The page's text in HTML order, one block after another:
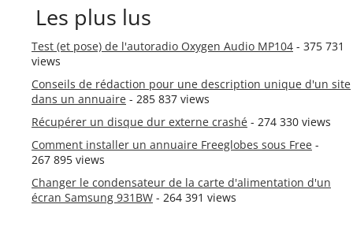
Les plus lus
Test (et pose) de l'autoradio Oxygen Audio MP104 - 375 731
views
Conseils de rédaction pour une description unique d'un site
dans un annuaire - 285 837 views
Récupérer un disque dur externe crashé - 274 330 views
Comment installer un annuaire Freeglobes sous Free -
267 895 views
Changer le condensateur de la carte d'alimentation d'un
écran Samsung 931BW - 264 391 views